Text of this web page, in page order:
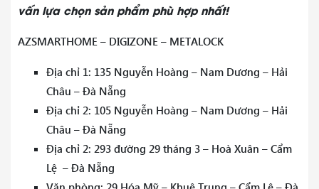
vấn lựa chọn sản phẩm phù hợp nhất!
AZSMARTHOME – DIGIZONE – METALOCK
Địa chỉ 1: 135 Nguyễn Hoàng – Nam Dương – Hải
Châu – Đà Nẵng
Địa chỉ 2: 105 Nguyễn Hoàng – Nam Dương – Hải
Châu – Đà Nẵng
Địa chỉ 2: 293 đường 29 tháng 3 – Hoà Xuân – Cẩm
Lệ – Đà Nẵng